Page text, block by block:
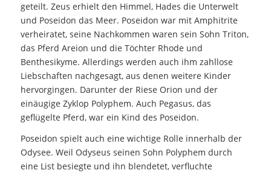
geteilt. Zeus erhielt den Himmel, Hades die Unterwelt
und Poseidon das Meer. Poseidon war mit Amphitrite
verheiratet, seine Nachkommen waren sein Sohn Triton,
das Pferd Areion und die Töchter Rhode und
Benthesikyme. Allerdings werden auch ihm zahllose
Liebschaften nachgesagt, aus denen weitere Kinder
hervorgingen. Darunter der Riese Orion und der
einäugige Zyklop Polyphem. Auch Pegasus, das
geflügelte Pferd, war ein Kind des Poseidon.
Poseidon spielt auch eine wichtige Rolle innerhalb der
Odysee. Weil Odyseus seinen Sohn Polyphem durch
eine List besiegte und ihn blendetet, verfluchte